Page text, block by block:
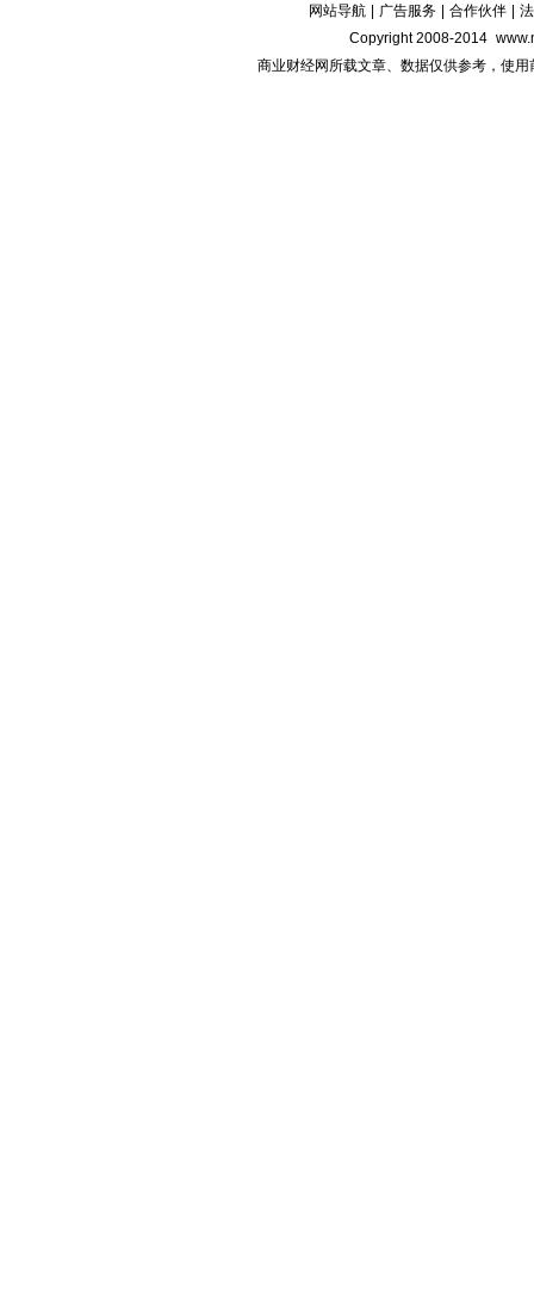
网站导航 广告服务 合作伙伴
Copyright 2008-2014
商业财经网所载文章、数据仅供参考，使